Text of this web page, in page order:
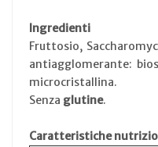
Ingredienti
Fruttosio,
antiagglomerante:
microcristallina.
Senza glutine.
Caratteristiche